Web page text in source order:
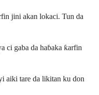
jini akan lokaci. Tun da
ci gaba da haɓaka ƙarfin
aiki tare da likitan ku don